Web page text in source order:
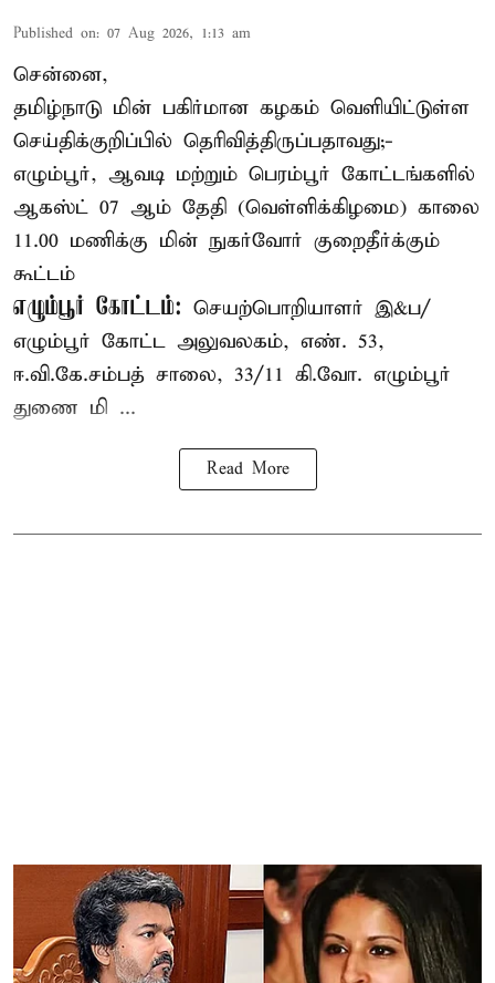
Published on: 07 Aug 2026, 1:13 am
சென்னை,
தமிழ்நாடு மின் பகிர்மான கழகம் வெளியிட்டுள்ள
செய்திக்குறிப்பில் தெரிவித்திருப்பதாவது;-
எழும்பூர், ஆவடி மற்றும் பெரம்பூர் கோட்டங்களில்
ஆகஸ்ட் 07 ஆம் தேதி (வெள்ளிக்கிழமை) காலை
11.00 மணிக்கு மின் நுகர்வோர் குறைதீர்க்கும்
கூட்டம்
எழும்பூர் கோட்டம்: செயற்பொறியாளர் இ&ப/
எழும்பூர் கோட்ட அலுவலகம், எண். 53,
ஈ.வி.கே.சம்பத் சாலை, 33/11 கி.வோ. எழும்பூர்
துணை மி ...
Read More